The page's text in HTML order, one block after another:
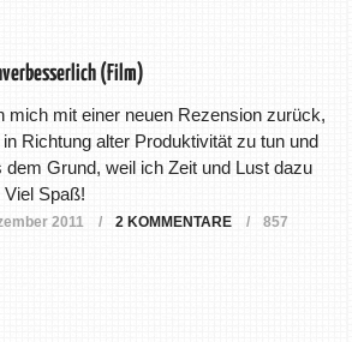
(Film)
mich mit einer neuen Rezension zurück,
Richtung alter Produktivität zu tun und
Grund, weil ich Zeit und Lust dazu
Spaß!
2011 2 KOMMENTARE
857